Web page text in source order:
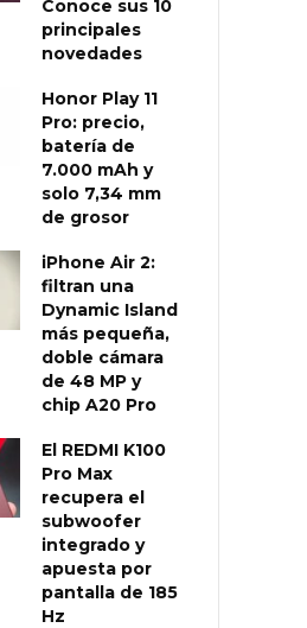
Conoce sus 10
principales
novedades
Honor Play 11
Pro: precio,
batería de
7.000 mAh y
solo 7,34 mm
de grosor
iPhone Air 2:
filtran una
Dynamic Island
más pequeña,
doble cámara
de 48 MP y
chip A20 Pro
El REDMI K100
Pro Max
recupera el
subwoofer
integrado y
apuesta por
pantalla de 185
Hz